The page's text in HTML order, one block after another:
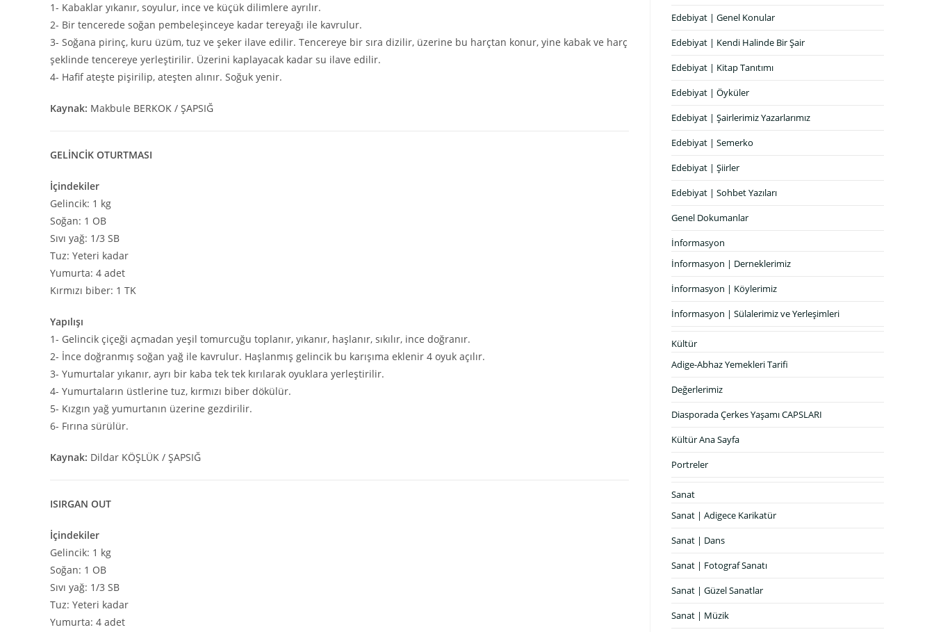
1- Kabaklar yıkanır, soyulur, ince ve küçük dilimlere ayrılır.
2- Bir tencerede soğan pembeleşinceye kadar tereyağı ile kavrulur.
3- Soğana pirinç, kuru üzüm, tuz ve şeker ilave edilir. Tencereye bir sıra dizilir, üzerine bu harçtan konur, yine kabak ve harç
şeklinde tencereye yerleştirilir. Üzerini kaplayacak kadar su ilave edilir.
4- Hafif ateşte pişirilip, ateşten alınır. Soğuk yenir.
Kaynak: Makbule BERKOK / ŞAPSIĞ
GELİNCİK OTURTMASI
İçindekiler
Gelincik: 1 kg
Soğan: 1 OB
Sıvı yağ: 1/3 SB
Tuz: Yeteri kadar
Yumurta: 4 adet
Kırmızı biber: 1 TK
Yapılışı
1- Gelincik çiçeği açmadan yeşil tomurcuğu toplanır, yıkanır, haşlanır, sıkılır, ince doğranır.
2- İnce doğranmış soğan yağ ile kavrulur. Haşlanmış gelincik bu karışıma eklenir 4 oyuk açılır.
3- Yumurtalar yıkanır, ayrı bir kaba tek tek kırılarak oyuklara yerleştirilir.
4- Yumurtaların üstlerine tuz, kırmızı biber dökülür.
5- Kızgın yağ yumurtanın üzerine gezdirilir.
6- Fırına sürülür.
Kaynak: Dildar KÖŞLÜK / ŞAPSIĞ
ISIRGAN OUT
İçindekiler
Gelincik: 1 kg
Soğan: 1 OB
Sıvı yağ: 1/3 SB
Tuz: Yeteri kadar
Yumurta: 4 adet
Edebiyat | Genel Konular
Edebiyat | Kendi Halinde Bir Şair
Edebiyat | Kitap Tanıtımı
Edebiyat | Öyküler
Edebiyat | Şairlerimiz Yazarlarımız
Edebiyat | Semerko
Edebiyat | Şiirler
Edebiyat | Sohbet Yazıları
Genel Dokumanlar
İnformasyon
İnformasyon | Derneklerimiz
İnformasyon | Köylerimiz
İnformasyon | Sülalerimiz ve Yerleşimleri
Kültür
Adige-Abhaz Yemekleri Tarifi
Değerlerimiz
Diasporada Çerkes Yaşamı CAPSLARI
Kültür Ana Sayfa
Portreler
Sanat
Sanat | Adigece Karikatür
Sanat | Dans
Sanat | Fotograf Sanatı
Sanat | Güzel Sanatlar
Sanat | Müzik